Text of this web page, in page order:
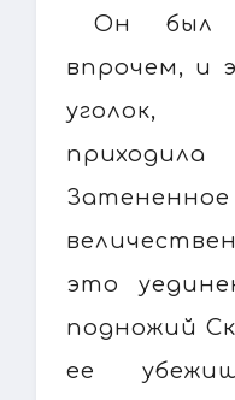
Он был
впрочем, и
уголок,
Затененное
это
подножий
ее